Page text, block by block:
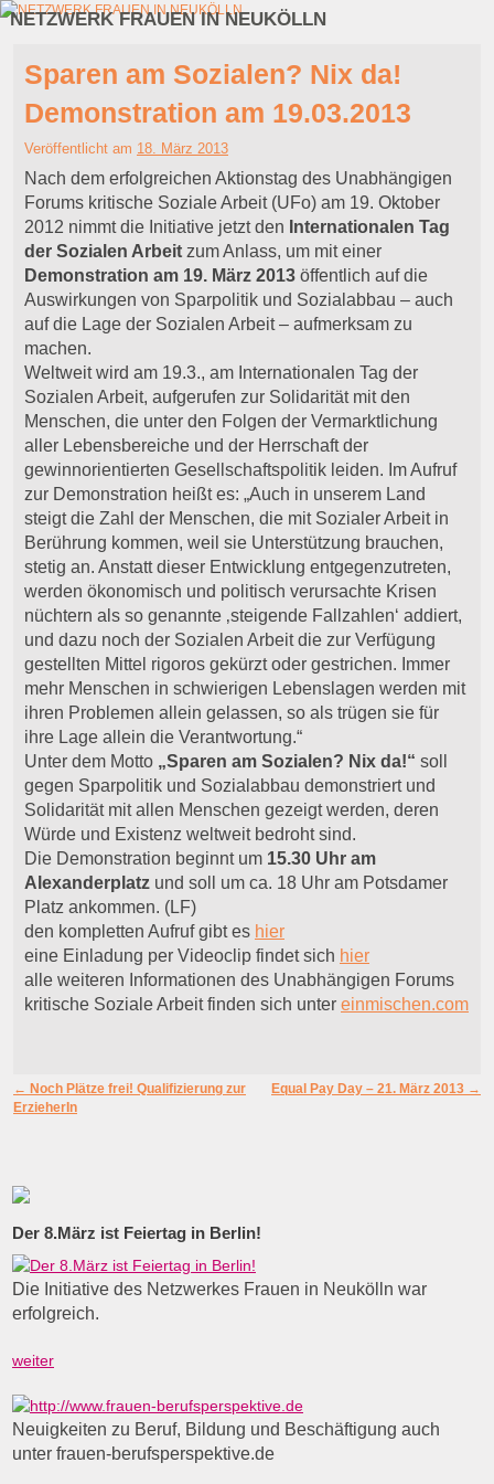
NETZWERK FRAUEN IN NEUKÖLLN
Zum Inhalt wechseln
Zum sekundären Inhalt wechseln
Sparen am Sozialen? Nix da!
Demonstration am 19.03.2013
Veröffentlicht am 18. März 2013
Nach dem erfolgreichen Aktionstag des Unabhängigen
Forums kritische Soziale Arbeit (UFo) am 19. Oktober
2012 nimmt die Initiative jetzt den Internationalen Tag
der Sozialen Arbeit zum Anlass, um mit einer
Demonstration am 19. März 2013 öffentlich auf die
Auswirkungen von Sparpolitik und Sozialabbau – auch
auf die Lage der Sozialen Arbeit – aufmerksam zu
machen.
Weltweit wird am 19.3., am Internationalen Tag der
Sozialen Arbeit, aufgerufen zur Solidarität mit den
Menschen, die unter den Folgen der Vermarktlichung
aller Lebensbereiche und der Herrschaft der
gewinnorientierten Gesellschaftspolitik leiden. Im Aufruf
zur Demonstration heißt es: „Auch in unserem Land
steigt die Zahl der Menschen, die mit Sozialer Arbeit in
Berührung kommen, weil sie Unterstützung brauchen,
stetig an. Anstatt dieser Entwicklung entgegenzutreten,
werden ökonomisch und politisch verursachte Krisen
nüchtern als so genannte ‚steigende Fallzahlen‘ addiert,
und dazu noch der Sozialen Arbeit die zur Verfügung
gestellten Mittel rigoros gekürzt oder gestrichen. Immer
mehr Menschen in schwierigen Lebenslagen werden mit
ihren Problemen allein gelassen, so als trügen sie für
ihre Lage allein die Verantwortung.“
Unter dem Motto „Sparen am Sozialen? Nix da!“ soll
gegen Sparpolitik und Sozialabbau demonstriert und
Solidarität mit allen Menschen gezeigt werden, deren
Würde und Existenz weltweit bedroht sind.
Die Demonstration beginnt um 15.30 Uhr am
Alexanderplatz und soll um ca. 18 Uhr am Potsdamer
Platz ankommen. (LF)
den kompletten Aufruf gibt es hier
eine Einladung per Videoclip findet sich hier
alle weiteren Informationen des Unabhängigen Forums
kritische Soziale Arbeit finden sich unter einmischen.com
Artikelnavigation
←
Noch Plätze frei! Qualifizierung zur
ErzieherIn
Equal Pay Day – 21. März 2013 →
Der 8.März ist Feiertag in Berlin!
Die Initiative des Netzwerkes Frauen in Neukölln war
erfolgreich.
weiter
Neuigkeiten zu Beruf, Bildung und Beschäftigung auch
unter frauen-berufsperspektive.de